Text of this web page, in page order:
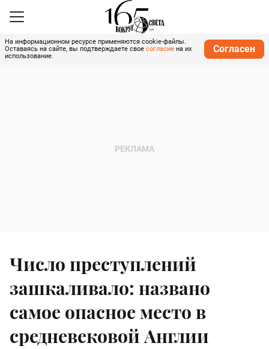
На информационном ресурсе применяются cookie-файлы.
Оставаясь на сайте, вы подтверждаете свое согласие на их
использование.
Согласен
Число преступлений
зашкаливало: названо
самое опасное место в
средневековой Англии